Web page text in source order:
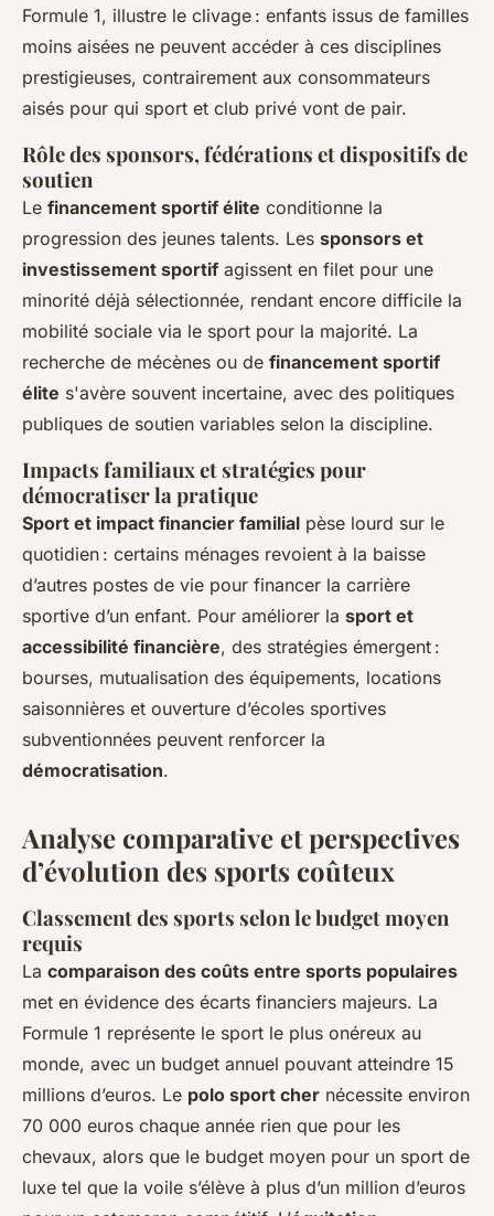
Formule 1, illustre le clivage : enfants issus de familles
moins aisées ne peuvent accéder à ces disciplines
prestigieuses, contrairement aux consommateurs
aisés pour qui sport et club privé vont de pair.
Rôle des sponsors, fédérations et dispositifs de
soutien
Le financement sportif élite conditionne la
progression des jeunes talents. Les sponsors et
investissement sportif agissent en filet pour une
minorité déjà sélectionnée, rendant encore difficile la
mobilité sociale via le sport pour la majorité. La
recherche de mécènes ou de financement sportif
élite s'avère souvent incertaine, avec des politiques
publiques de soutien variables selon la discipline.
Impacts familiaux et stratégies pour
démocratiser la pratique
Sport et impact financier familial pèse lourd sur le
quotidien : certains ménages revoient à la baisse
d’autres postes de vie pour financer la carrière
sportive d’un enfant. Pour améliorer la sport et
accessibilité financière, des stratégies émergent :
bourses, mutualisation des équipements, locations
saisonnières et ouverture d’écoles sportives
subventionnées peuvent renforcer la
démocratisation.
Analyse comparative et perspectives
d’évolution des sports coûteux
Classement des sports selon le budget moyen
requis
La comparaison des coûts entre sports populaires
met en évidence des écarts financiers majeurs. La
Formule 1 représente le sport le plus onéreux au
monde, avec un budget annuel pouvant atteindre 15
millions d’euros. Le polo sport cher nécessite environ
70 000 euros chaque année rien que pour les
chevaux, alors que le budget moyen pour un sport de
luxe tel que la voile s’élève à plus d’un million d’euros